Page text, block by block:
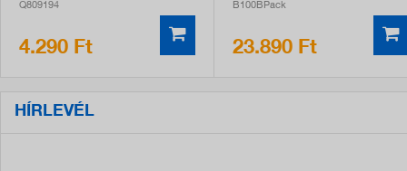
Q809194
4.290 Ft
B100BPack
23.890 Ft
HÍRLEVÉL